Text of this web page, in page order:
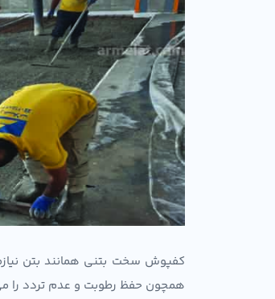
کفپوش سخت بتنی همانند بتن
همچون حفظ رطوبت و عدم تردد را